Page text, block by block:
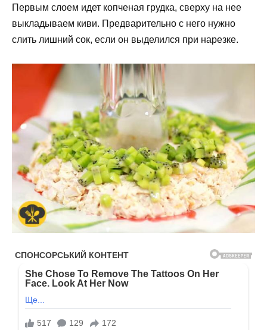
Первым слоем идет копченая грудка, сверху на нее
выкладываем киви. Предварительно с него нужно
слить лишний сок, если он выделился при нарезке.